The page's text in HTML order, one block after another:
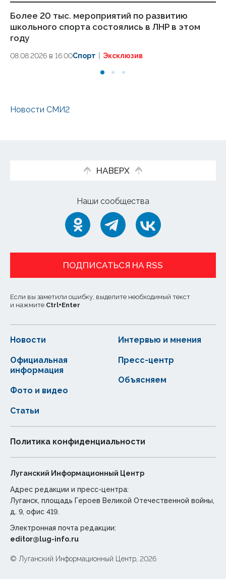
Более 20 тыс. мероприятий по развитию
школьного спорта состоялись в ЛНР в этом
году
08.08.2026 в 16:00Спорт Эксклюзив
Новости СМИ2
НАВЕРХ
Наши сообщества
ПОДПИСАТЬСЯ НА RSS
Если вы заметили ошибку, выделите необходимый текст
и нажмите Ctrl+Enter
Новости
Статьи
Официальная
информация
Интервью и мнения
Фото и видео
Пресс-центр
Объясняем
Политика конфиденциальности
Луганский Информационный Центр
Адрес редакции и пресс-центра:
Луганск, площадь Героев Великой Отечественной войны,
д. 9, офис 419.
Электронная почта редакции:
editor@lug-info.ru
© Луганский Информационный Центр, 2026